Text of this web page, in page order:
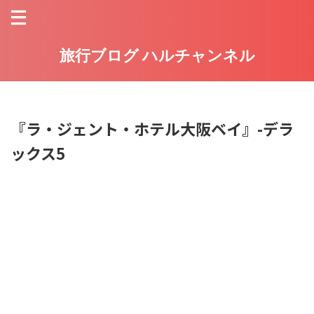
旅行ブログ ハルチャンネル
『ラ・ジェント・ホテル大阪ベイ』-デラ
ックス5